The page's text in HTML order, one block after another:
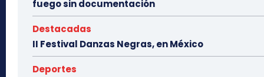
fuego sin documentación
Destacadas
II Festival Danzas Negras, en México
Deportes